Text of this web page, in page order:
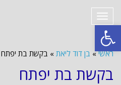
פתח סרגל נגישות
תפריט
ראשי » בן דוד ליאת » בקשת בת יפתח
בקשת בת יפתח